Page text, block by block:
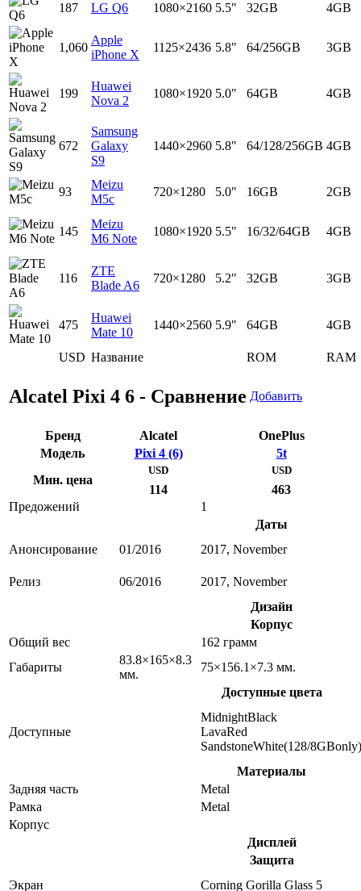
USD Название ROM RAM
187 LG Q6 1080×2160 5.5" 32GB 4GB
1,060
Apple
iPhone X
1125×2436 5.8" 64/256GB 3GB
199
Huawei
Nova 2
1080×1920 5.0" 64GB 4GB
672
Samsung
Galaxy
S9
1440×2960 5.8" 64/128/256GB 4GB
93
Meizu
M5c
720×1280 5.0" 16GB 2GB
145
Meizu
M6 Note
1080×1920 5.5" 16/32/64GB 4GB
116
ZTE
Blade A6
720×1280 5.2" 32GB 3GB
475
Huawei
Mate 10
1440×2560 5.9" 64GB 4GB
Alcatel Pixi 4 6 - Сравнение Добавить
Бренд Alcatel
OnePlus
Модель
Pixi 4 (6)
5t
Мин. цена
USD
114
USD
463
Предожений
1
Даты
Анонсирование
01/2016 2017, November
Релиз 06/2016
2017, November
Дизайн
Корпус
Общий вес
162 грамм
Габариты
83.8×165×8.3
мм.
75×156.1×7.3 мм.
Доступные цвета
Доступные
MidnightBlack
LavaRed
SandstoneWhite(128/8GBonly)
Материалы
Задняя часть
Metal
Рамка
Metal
Корпус
Дисплей
Защита
Экран
Corning Gorilla Glass 5